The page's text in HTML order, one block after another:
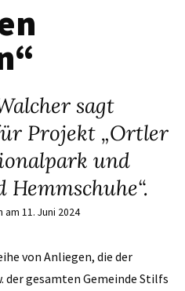
sagt
Projekt „Ortler
und
am 11. Juni 2024
von Anliegen, die der
der gesamten Gemeinde Stilfs